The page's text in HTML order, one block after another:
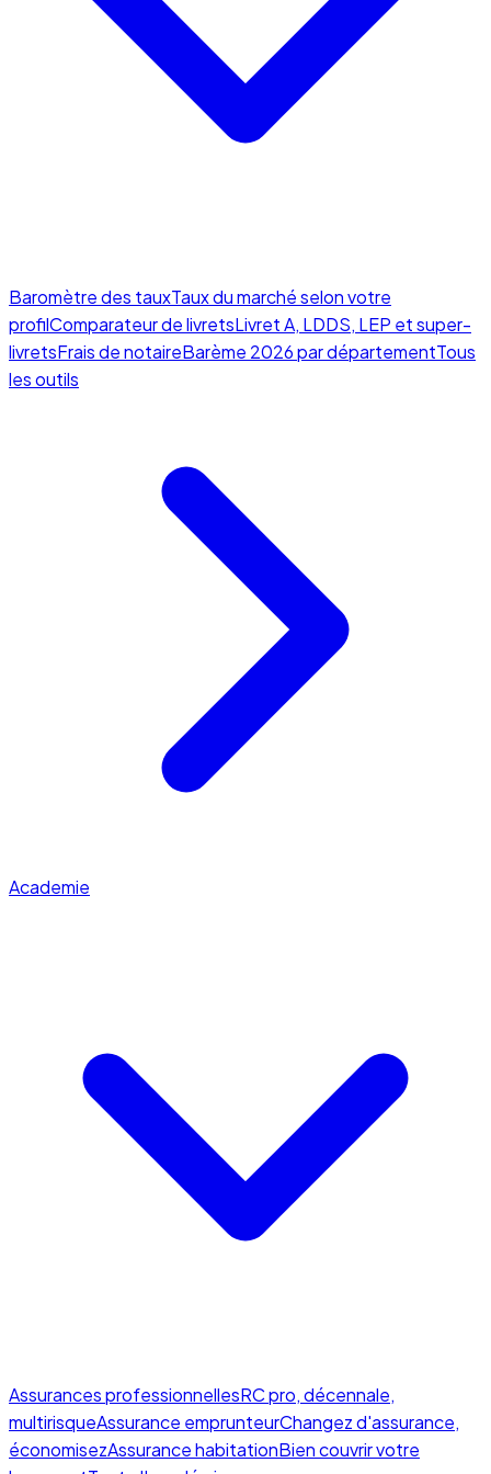
Baromètre des tauxTaux du marché selon votre
profilComparateur de livretsLivret A, LDDS, LEP et super-
livretsFrais de notaireBarème 2026 par départementTous
les outils
Academie
Assurances professionnellesRC pro, décennale,
multirisqueAssurance emprunteurChangez d'assurance,
économisezAssurance habitationBien couvrir votre